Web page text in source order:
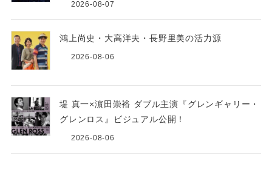
2026-08-07
鴻上尚史・大高洋夫・長野里美の活力源
2026-08-06
堤 真一×濵田崇裕 ダブル主演『グレンギャリー・
グレンロス』ビジュアル公開！
2026-08-06